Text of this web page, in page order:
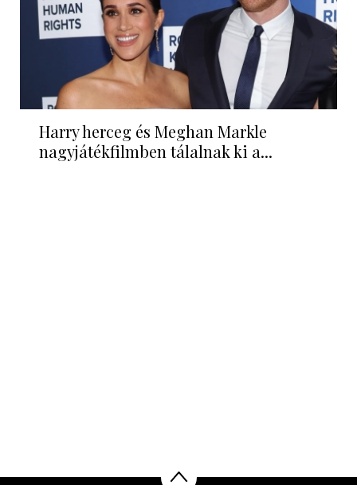
Harry herceg és Meghan Markle
nagyjátékfilmben tálalnak ki a...